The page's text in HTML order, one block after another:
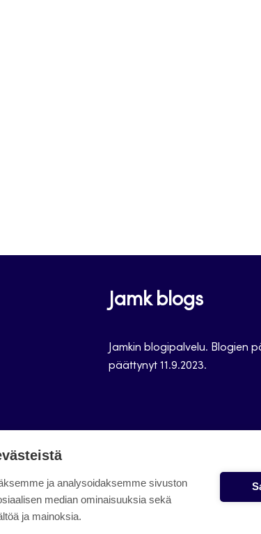
Jamk blogs
Jamkin blogipalvelu. Blogien
päättynyt 11.9.2023.
ja analysoidaksemme sivuston
median ominaisuuksia sekä
ja mainoksia.